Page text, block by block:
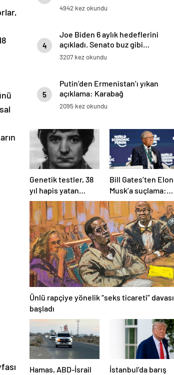
4942 kez okundu
4
Joe Biden 6 aylık hedeflerini
açıkladı. Senato buz gibi…
3207 kez okundu
5
Putin’den Ermenistan’ı yıkan
açıklama: Karabağ
Azerbaycan’ın ayrılmaz bir
2095 kez okundu
Genetik testler, 38
yıl hapis yatan
adamın suçsuz
olduğunu ortaya
çıkardı
Bill Gates’ten Elon
Musk’a suçlama:
“Fakir çocukları
öldürdü”
Ünlü rapçiye yönelik “seks ticareti” davası
başladı
Hamas, ABD-İsrail
İstanbul’da barış